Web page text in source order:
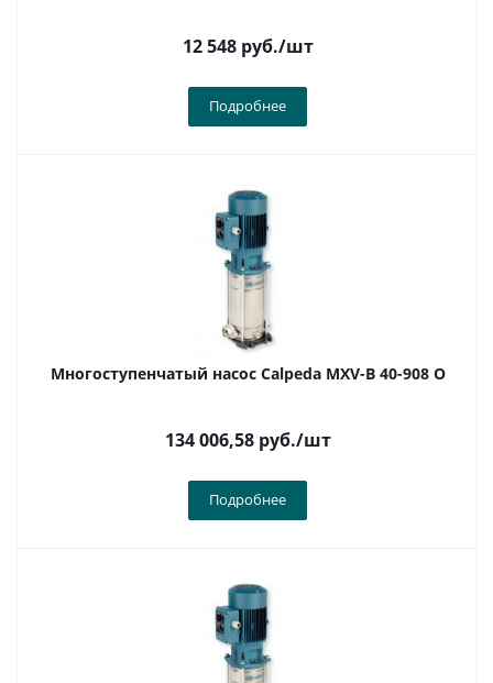
12 548руб./шт
Подробнее
Многоступенчатый насос Calpeda MXV-B 40-908 O
134 006,58руб./шт
Подробнее